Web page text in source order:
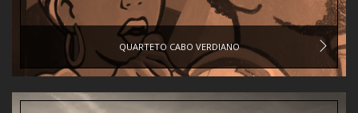
QUARTETO CABO VERDIANO